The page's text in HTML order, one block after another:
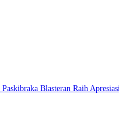
Blasteran Raih